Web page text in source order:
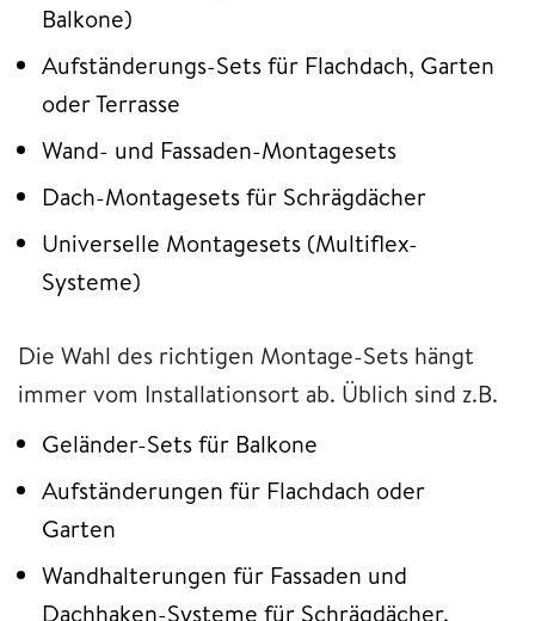
Balkone)
Aufständerungs-Sets für Flachdach, Garten
oder Terrasse
Wand- und Fassaden-Montagesets
Dach-Montagesets für Schrägdächer
Universelle Montagesets (Multiflex-
Systeme)
Die Wahl des richtigen Montage-Sets hängt
immer vom Installationsort ab. Üblich sind z.B.
Geländer-Sets für Balkone
Aufständerungen für Flachdach oder
Garten
Wandhalterungen für Fassaden und
Dachhaken-Systeme für Schrägdächer.